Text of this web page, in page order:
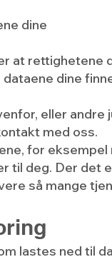
dine
at rettighetene
dine
eller
med oss.
for
deg. Der det
så mange
lastes ned til